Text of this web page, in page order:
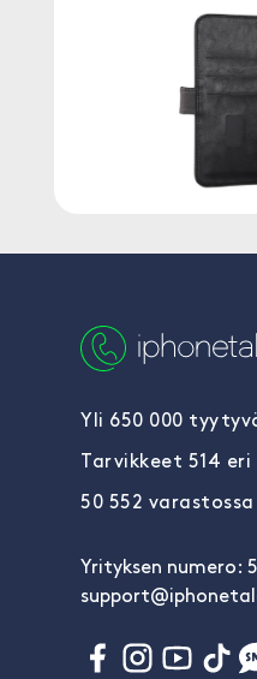
Yli 650 000
Tarvikkeet 514
50 552
Yrityksen numero: